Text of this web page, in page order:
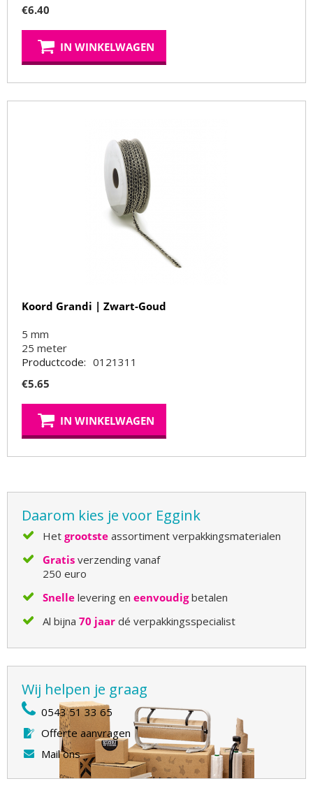
€6.40
IN WINKELWAGEN
Koord Grandi | Zwart-Goud
5 mm
25 meter
Productcode: 0121311
€5.65
IN WINKELWAGEN
Daarom kies je voor Eggink
Het grootste assortiment verpakkingsmaterialen
Gratis verzending vanaf
250 euro
Snelle levering en eenvoudigbetalen
Al bijna 70 jaar dé verpakkingsspecialist
Wij helpen je graag
0543 51 33 65
Offerte aanvragen
Mail ons